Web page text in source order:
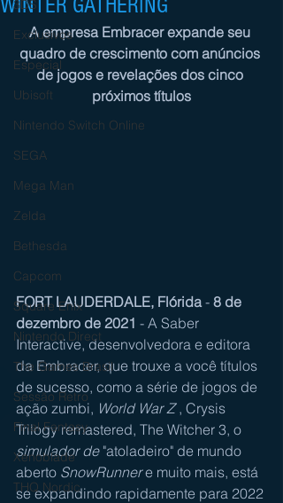
3DS
Exclusivos
Especial
Ubisoft
Nintendo Switch Online
SEGA
Mega Man
Zelda
Bethesda
Capcom
Square Enix
Nintendo Direct
The Games Brasil
Sessão Retro
Final Fantasy
Xenoblade
THQ Nordic
WINTER GATHERING
A empresa Embracer expande seu
quadro de crescimento com anúncios
de jogos e revelações dos cinco
próximos títulos
FORT LAUDERDALE, Flórida - 8 de
dezembro de 2021 - A Saber
Interactive, desenvolvedora e editora
da Embracer, que trouxe a você títulos
de sucesso, como a série de jogos de
ação zumbi, World War Z , Crysis
Trilogy remastered, The Witcher 3, o
simulador de "atoladeiro" de mundo
aberto SnowRunner e muito mais, está
se expandindo rapidamente para 2022